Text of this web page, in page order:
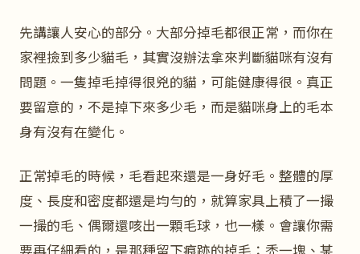
先講讓人安心的部分。大部分掉毛都很正常，而你在
家裡撿到多少貓毛，其實沒辦法拿來判斷貓咪有沒有
問題。一隻掉毛掉得很兇的貓，可能健康得很。真正
要留意的，不是掉下來多少毛，而是貓咪身上的毛本
身有沒有在變化。
正常掉毛的時候，毛看起來還是一身好毛。整體的厚
度、長度和密度都還是均勻的，就算家具上積了一撮
一撮的毛、偶爾還咳出一顆毛球，也一樣。會讓你需